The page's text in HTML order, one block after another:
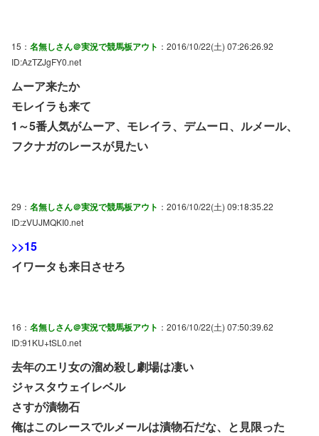
15： 名無しさん＠実況で競馬板アウト ：2016/10/22(土) 07:26:26.92
ID:AzTZJgFY0.net
ムーア来たか
モレイラも来て
1～5番人気がムーア、モレイラ、デムーロ、ルメール、
フクナガのレースが見たい
29： 名無しさん＠実況で競馬板アウト ：2016/10/22(土) 09:18:35.22
ID:zVUJMQKI0.net
>>15
イワータも来日させろ
16： 名無しさん＠実況で競馬板アウト ：2016/10/22(土) 07:50:39.62
ID:91KU+tSL0.net
去年のエリ女の溜め殺し劇場は凄い
ジャスタウェイレベル
さすが漬物石
俺はこのレースでルメールは漬物石だな、と見限った